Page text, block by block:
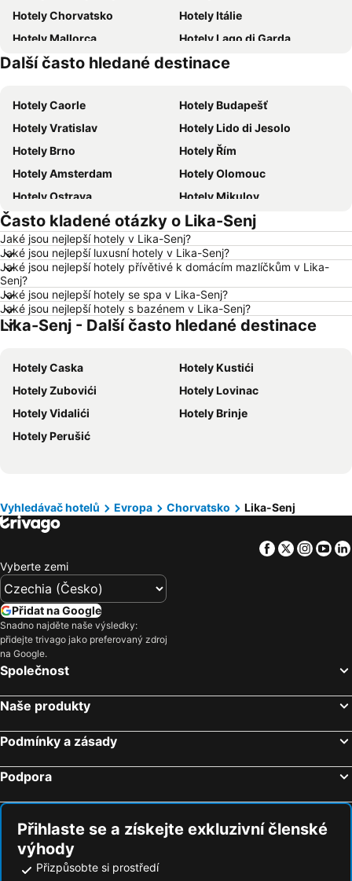
Hotely Chorvatsko
Hotely Itálie
Hotely Mallorca
Hotely Lago di Garda
Hotely Česká republika
Hotely Krkonoše
Další často hledané destinace
Hotely Caorle
Hotely Budapešť
Hotely Vratislav
Hotely Lido di Jesolo
Hotely Brno
Hotely Řím
Hotely Amsterdam
Hotely Olomouc
Hotely Ostrava
Hotely Mikulov
Hotely Hurghada
Hotely Znojmo
Hotely Kolobrzeg
Hotely Lignano Sabbiadoro
Hotely Nice
Hotely Verona
Hotely České Budějovice
Hotely Manavgat
Hotely Český Krumlov
Hotely Šumava
Hotely Beskydy
Hotely Rakousko
Hotely Egypt
Hotely Kypr
Hotely Gran Canaria
Hotely Vysočina
Hotely Jeseníky
Hotely Istrie
Hotely Emilia-Romagna
Hotely Maledivy
Hotely Salzburk a okolí
Často kladené otázky o Lika-Senj
Jaké jsou nejlepší hotely v Lika-Senj?
Jaké jsou nejlepší luxusní hotely v Lika-Senj?
Jaké jsou nejlepší hotely přívětivé k domácím mazlíčkům v Lika-
Senj?
Jaké jsou nejlepší hotely se spa v Lika-Senj?
Jaké jsou nejlepší hotely s bazénem v Lika-Senj?
Lika-Senj - Další často hledané destinace
Hotely Caska
Hotely Kustići
Hotely Zubovići
Hotely Lovinac
Hotely Vidalići
Hotely Brinje
Hotely Perušić
Vyhledávač hotelů Evropa Chorvatsko Lika-Senj
Facebook
Twitter
Vyberte zemi
Přidat na Google
Snadno najděte naše výsledky:
přidejte trivago jako preferovaný zdroj
na Google.
Společnost
Naše produkty
Podmínky a zásady
Podpora
Přihlaste se a získejte exkluzivní členské
výhody
Přizpůsobte si prostředí